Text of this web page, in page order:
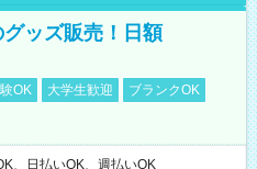
ッズ販売！日額
OK 大学生歓迎
ブランクOK
、日払いOK、週払いOK